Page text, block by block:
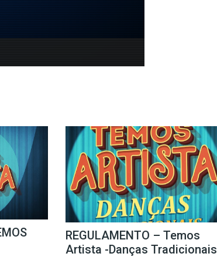
REGULAMENTO – Temos
Artista -Danças Tradicionais